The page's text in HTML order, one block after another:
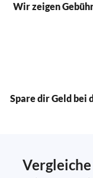
Wir zeigen
Spare dir Geld bei